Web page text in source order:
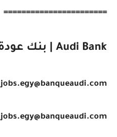
=======================
Audi Bank | بنك عودة
jobs.egy@banqueaudi.com
jobs.egy@banqueaudi.com